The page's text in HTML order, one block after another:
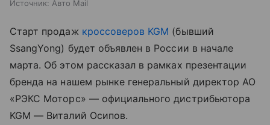
Источник: Авто Mail
Старт продаж кроссоверов KGM (бывший
SsangYong) будет объявлен в России в начале
марта. Об этом рассказал в рамках презентации
бренда на нашем рынке генеральный директор АО
«РЭКС Моторс» — официального дистрибьютора
KGM — Виталий Осипов.